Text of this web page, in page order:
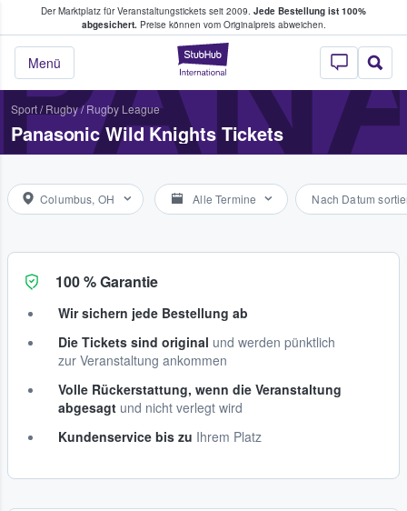
Der Marktplatz für Veranstaltungstickets seit 2009. Jede Bestellung ist 100%
abgesichert.Preise können vom Originalpreis abweichen.
StubHub - Wo
Menü
Tickets kaufen & verkaufen
Sport/ Rugby/ Rugby League
Panasonic Wild Knights Tickets
Columbus, OH Alle Termine Nach Datum
100 % Garantie
Wir sichern jede Bestellung ab
Die Tickets sind original und werden pünktlich
zur Veranstaltung ankommen
Volle Rückerstattung, wenn die Veranstaltung
abgesagt und nicht verlegt wird
Kundenservice bis zu Ihrem Platz